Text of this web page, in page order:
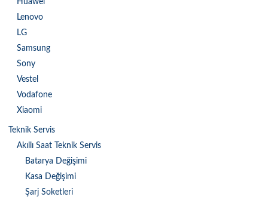
Lenovo
LG
Samsung
Sony
Vestel
Vodafone
Xiaomi
Teknik Servis
Akıllı Saat Teknik Servis
Batarya Değişimi
Kasa Değişimi
Şarj Soketleri